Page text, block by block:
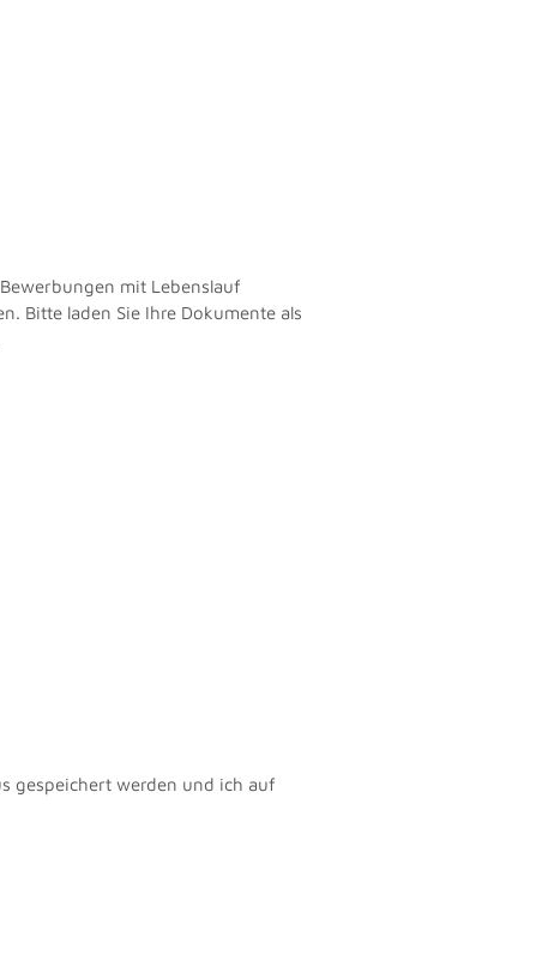
mit Lebenslauf
Bitte laden Sie Ihre Dokumente als
gespeichert werden und ich auf